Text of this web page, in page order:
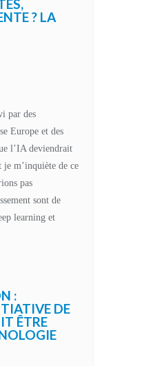
? LA
par des
Europe et des
l’IA deviendrait
je m’inquiète de ce
pas
sont de
learning et
:
DE
ÊTRE